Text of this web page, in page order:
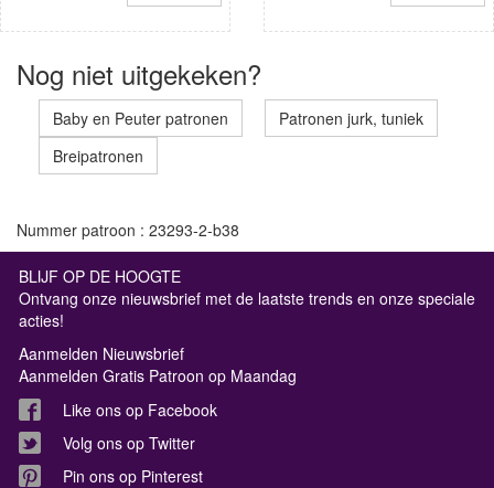
Nog niet uitgekeken?
Baby en Peuter patronen
Patronen jurk, tuniek
Breipatronen
Nummer patroon : 23293-2-b38
BLIJF OP DE HOOGTE
Ontvang onze nieuwsbrief met de laatste trends en onze speciale
acties!
Aanmelden Nieuwsbrief
Aanmelden Gratis Patroon op Maandag
Like ons op Facebook
Volg ons op Twitter
Pin ons op Pinterest